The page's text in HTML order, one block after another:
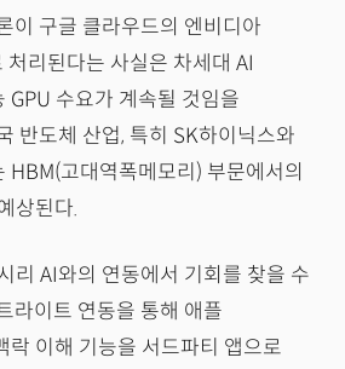
이 구글 클라우드의 엔비디아
리된다는 사실은 차세대 AI
GPU 수요가 계속될 것임을
반도체 산업, 특히 SK하이닉스와
HBM(고대역폭메모리) 부문에서의
상된다.
리 AI와의 연동에서 기회를 찾을 수
라이트 연동을 통해 애플
락 이해 기능을 서드파티 앱으로